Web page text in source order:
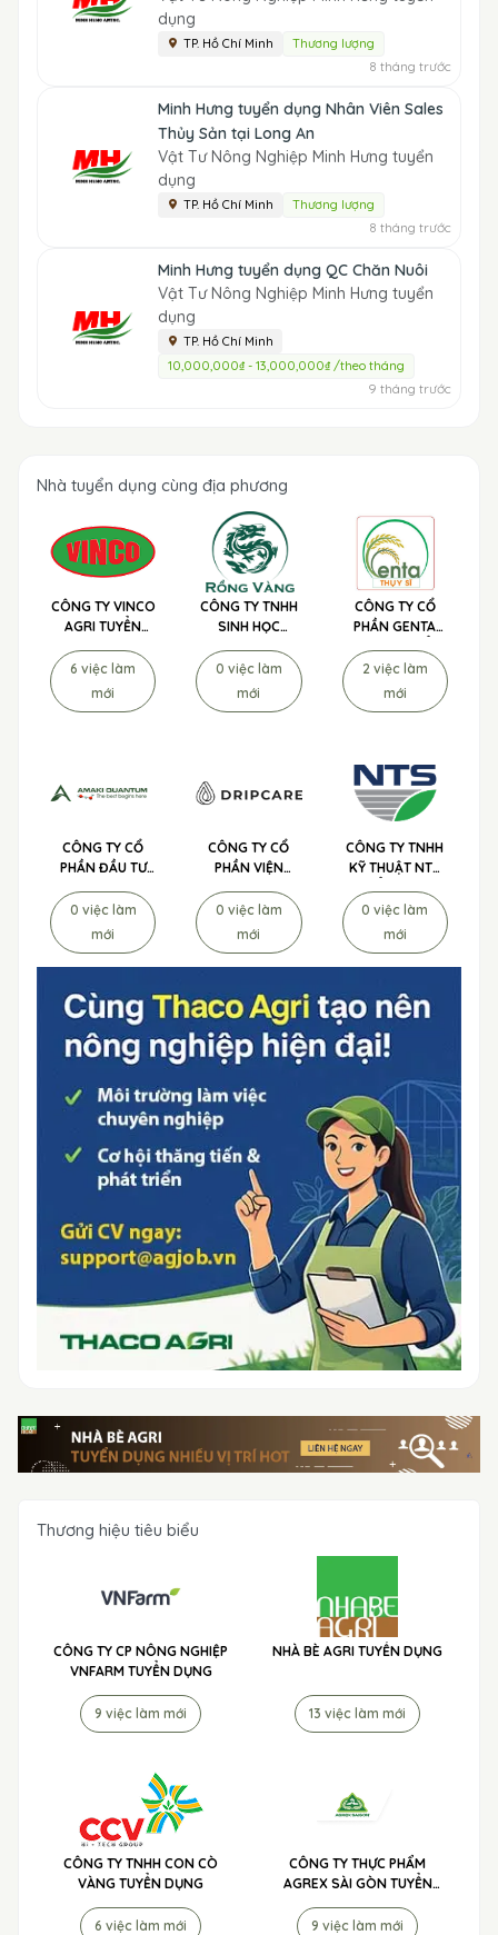
dụng
TP. Hồ Chí Minh Thương lượng
8 tháng trước
Minh Hưng tuyển dụng Nhân Viên Sales
Thủy Sản tại Long An
Vật Tư Nông Nghiệp Minh Hưng tuyển
dụng
TP. Hồ Chí Minh Thương lượng
8 tháng trước
Minh Hưng tuyển dụng QC Chăn Nuôi
Vật Tư Nông Nghiệp Minh Hưng tuyển
dụng
TP. Hồ Chí Minh
10,000,000₫ - 13,000,000₫ /theo tháng
9 tháng trước
Nhà tuyển dụng cùng địa phương
CÔNG TY VINCO
AGRI TUYỂN
DỤNG
6 việc làm
mới
CÔNG TY TNHH
SINH HỌC
NÔNG NGHIỆP
RỒNG VÀNG
TUYỂN DỤNG
0 việc làm
mới
CÔNG TY CỔ
PHẦN GENTA
THỤY SĨ TUYỂN
DỤNG
2 việc làm
mới
CÔNG TY CỔ
PHẦN ĐẦU TƯ
AMAKI
QUANTUM
TUYỂN DỤNG
0 việc làm
mới
CÔNG TY CỔ
PHẦN VIỆN
CHỐNG LÃO
HÓA TẾ BÀO
DRIPCARE
TUYỂN DỤNG
0 việc làm
mới
CÔNG TY TNHH
KỸ THUẬT NTS
TUYỂN DỤNG
0 việc làm
mới
Thương hiệu tiêu biểu
CÔNG TY CP NÔNG NGHIỆP
VNFARM TUYỂN DỤNG
9 việc làm mới
NHÀ BÈ AGRI TUYỂN DỤNG
13 việc làm mới
CÔNG TY TNHH CON CÒ
VÀNG TUYỂN DỤNG
6 việc làm mới
CÔNG TY THỰC PHẨM
AGREX SÀI GÒN TUYỂN
9 việc làm mới